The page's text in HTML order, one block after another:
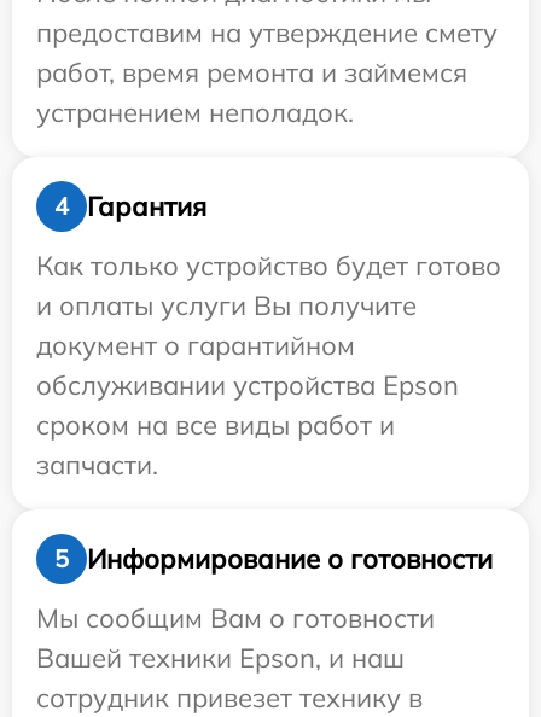
предоставим на утверждение смету
работ, время ремонта и займемся
устранением неполадок.
4
Гарантия
Как только устройство будет готово
и оплаты услуги Вы получите
документ о гарантийном
обслуживании устройства Epson
сроком на все виды работ и
запчасти.
5
Информирование о готовности
Мы сообщим Вам о готовности
Вашей техники Epson, и наш
сотрудник привезет технику в